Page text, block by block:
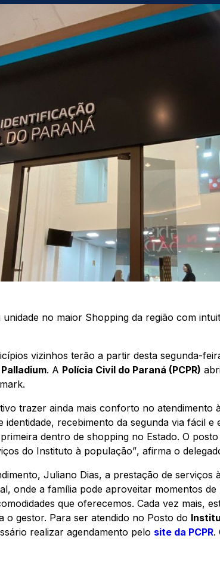
unidade no maior Shopping da região com
vizinhos terão a partir desta segunda-
. A Polícia Civil do Paraná (PCPR)
trazer ainda mais conforto no atendimento
recebimento da segunda via fácil e
dentro de shopping no Estado. O
do Instituto à população”, afirma o
Juliano Dias, a prestação de serviços
onde a família pode aproveitar momentos
que oferecemos. Cada vez mais,
o gestor. Para ser atendido no Posto do
realizar agendamento pelo site da PCPR.